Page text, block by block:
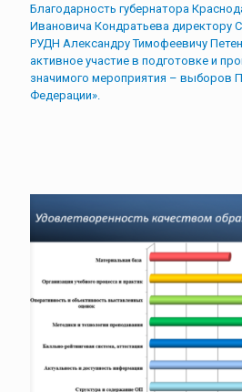
Благодарность губернатора
Ивановича Кондратьева директору
РУДН Александру Тимофеевичу
активное участие в подготовке и
значимого мероприятия – выборов
Федерации».